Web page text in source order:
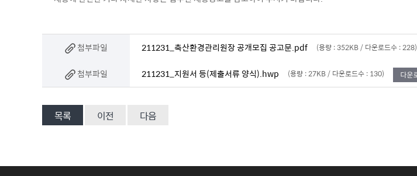
첨부파일 211231_축산환경관리원장 공개모집 공고문.pdf (용량 : 352KB / 다운로드수 : 228)
첨부파일 211231_지원서 등(제출서류 양식).hwp (용량 : 27KB / 다운로드수 : 130)
목록 이전 다음